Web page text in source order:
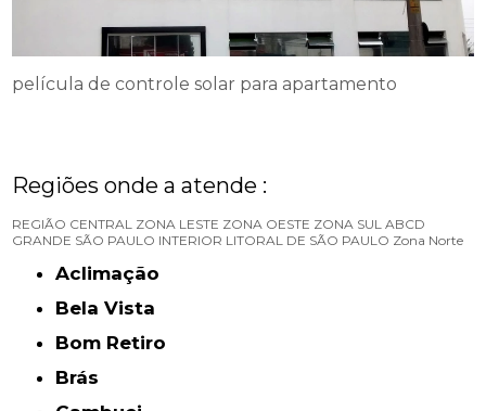
película de controle solar para apartamento
Regiões onde a atende :
REGIÃO CENTRAL ZONA LESTE ZONA OESTE ZONA SUL ABCD
GRANDE SÃO PAULO INTERIOR LITORAL DE SÃO PAULO Zona Norte
Aclimação
Bela Vista
Bom Retiro
Brás